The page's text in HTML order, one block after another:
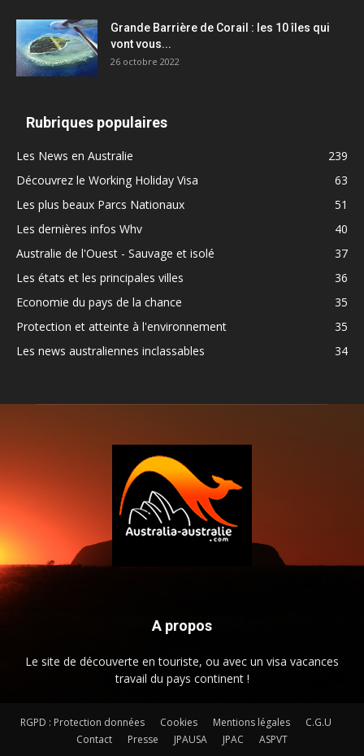
Grande Barrière de Corail : les 10 îles qui
vont vous...
26 octobre 2022
Rubriques populaires
Les News en Australie
239
Découvrez le Working Holiday Visa
63
Les plus beaux Parcs Nationaux
51
Les dernières infos Whv
40
Australie de l'Ouest - Sauvage et isolé
37
Les états et les principales villes
36
Economie du pays de la chance
35
Protection et atteinte à l'environnement
35
Les news australiennes inclassables
34
A propos
Le site de découverte en touriste, ou avec un visa vacances
travail du pays continent !
RGPD : Protection données Cookies Mentions légales
C.G.U
Contact
Presse JPAUSA JPAC ASPVT